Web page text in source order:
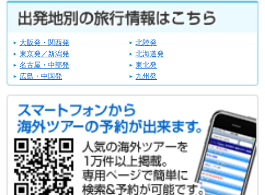
大阪発・関西発
北陸発
東京発／新潟発
北海道発
名古屋・中部発
東北発
広島・中国発
九州発